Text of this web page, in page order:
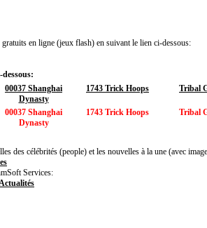
en ligne (jeux flash) en suivant le lien ci-dessous:
00037 Shanghai
Dynasty
1743 Trick Hoops Tribal
00037 Shanghai
Dynasty
1743 Trick Hoops Tribal
des célébrités (people) et les nouvelles à la une (avec
Services: